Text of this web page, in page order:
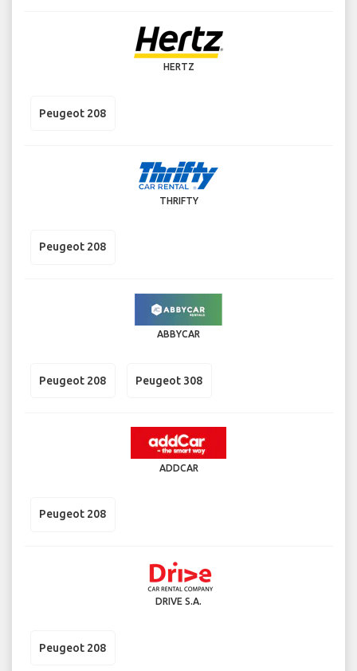
HERTZ
Peugeot 208
THRIFTY
Peugeot 208
ABBYCAR
Peugeot 208 Peugeot 308
ADDCAR
Peugeot 208
DRIVE S.A.
Peugeot 208